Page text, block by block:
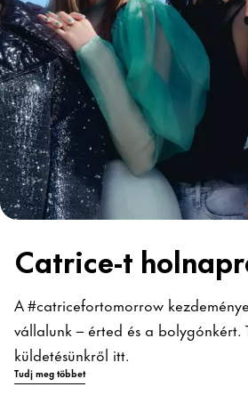
Catrice-t
A #catricefortomorrow
vállalunk – érted és a bolygónkért.
küldetésünkről itt.
Tudj meg többet